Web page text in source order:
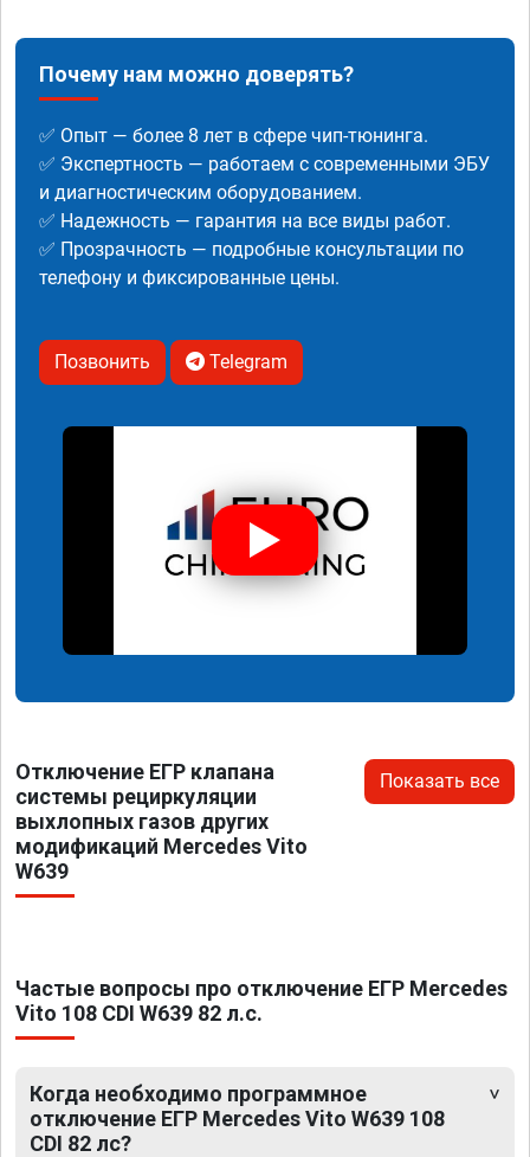
Почему нам можно доверять?
✅ Опыт — более 8 лет в сфере чип-тюнинга.
✅ Экспертность — работаем с современными ЭБУ
и диагностическим оборудованием.
✅ Надежность — гарантия на все виды работ.
✅ Прозрачность — подробные консультации по
телефону и фиксированные цены.
Позвонить Telegram
Отключение ЕГР клапана
системы рециркуляции
выхлопных газов других
модификаций Mercedes Vito
W639
Показать все
Частые вопросы про отключение ЕГР Mercedes
Vito 108 CDI W639 82 л.с.
Когда необходимо программное
отключение ЕГР Mercedes Vito W639 108
CDI 82 лс?